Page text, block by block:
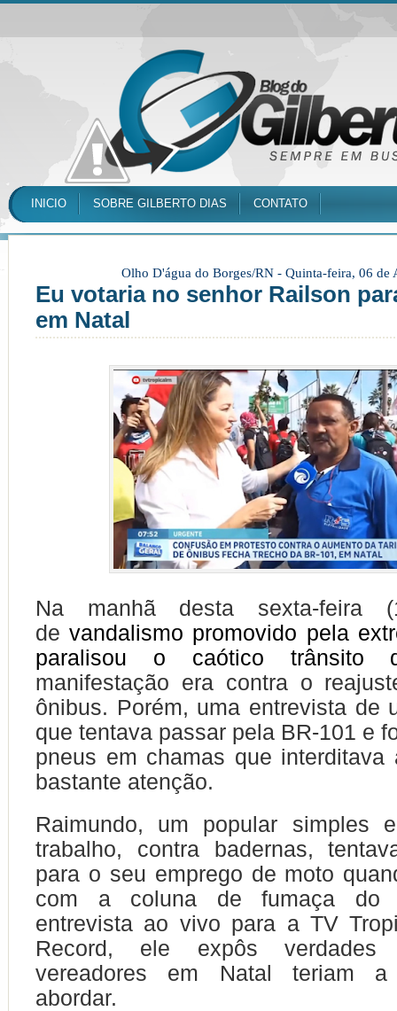
INICIO SOBRE GILBERTO DIAS CONTATO
Olho D'água do Borges/RN - Quinta-feira, 06 de
Eu votaria no senhor Railson
em Natal
Na manhã desta sexta-feira
devandalismo promovido pela
paralisou o caótico trânsito
manifestação era contra o
ônibus. Porém, uma entrevista de
que tentava passar pela BR-101 e
pneus em chamas que interditava
bastante atenção.
Raimundo, um popular simples
trabalho, contra badernas,
para o seu emprego de moto
com a coluna de fumaça do
entrevista ao vivo para a TV
Record, ele expôs verdades
vereadores em Natal teriam
abordar.